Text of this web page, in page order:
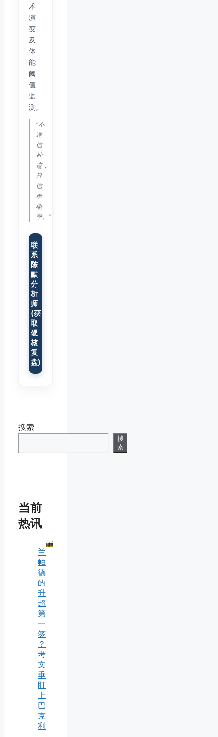
术
演
变
及
体
能
阈
值
监
测。
“不
迷
信
神
迹，
只
信
奉
概
率。”
联
系
陈
默
分
析
师
(获
取
硬
核
复
盘)
搜索
搜
索
当前
热讯
兰
帕
德
的
升
超
第
一
签
？
考
文
垂
盯
上
巴
克
利